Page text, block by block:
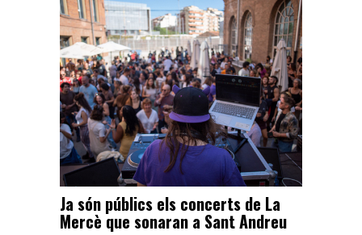
Ja són públics els concerts de La
Mercè que sonaran a Sant Andreu